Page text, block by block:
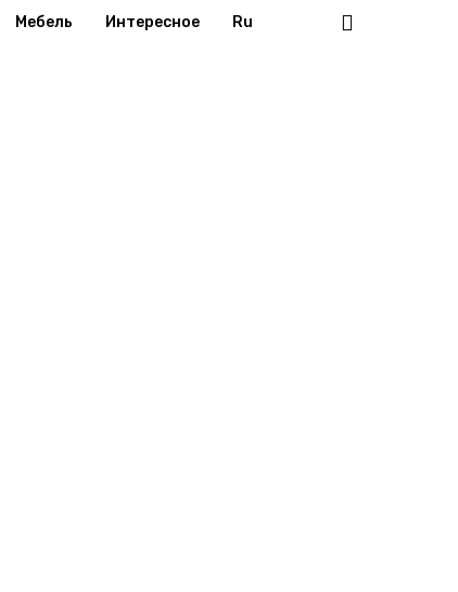
Мебель Интересное Ru